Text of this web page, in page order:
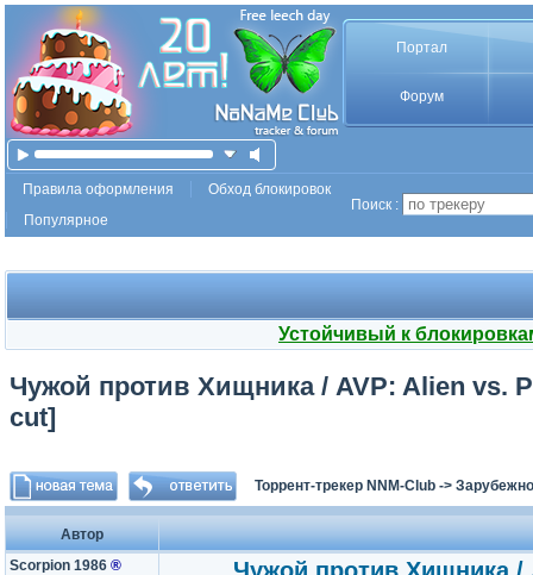
Портал
Форум
Правила оформления
Обход блокировок
Популярное
Поиск :
Устойчивый к
Чужой против Хищника / AVP: Alien vs.
cut]
Торрент-трекер NNM-Club ->
Автор
Scorpion 1986 ®